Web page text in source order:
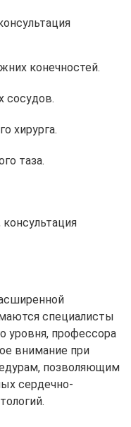
конечностей.
сосудов.
хирурга.
таза.
специалисты
уровня, профессора
внимание при
позволяющим
сердечно-